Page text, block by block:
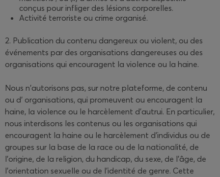
conçus pour infliger des lésions corporelles.
Activité terroriste ou crime organisé.
2. Publication du contenu dangereux ou violent, ou des
événements par des organisations dangereuses ou des
organisations qui encouragent la violence ou la haine.
Nous n'autorisons pas, sur notre plateforme, de contenu
ou d’ organisations, qui promeuvent ou encouragent la
haine, la violence ou le harcèlement d'autrui. En particulier,
nous interdisons les contenus ou les organisations qui
encouragent la haine ou le harcèlement d'individus ou de
groupes sur la base de la race ou de la nationalité, de
l'origine, de la religion, du handicap, du sexe, de l'âge, de
l'orientation sexuelle ou de l'identité de genre. Cette